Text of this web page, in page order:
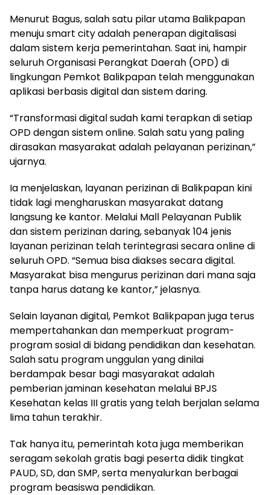
Menurut Bagus, salah satu pilar utama Balikpapan
menuju smart city adalah penerapan digitalisasi
dalam sistem kerja pemerintahan. Saat ini, hampir
seluruh Organisasi Perangkat Daerah (OPD) di
lingkungan Pemkot Balikpapan telah menggunakan
aplikasi berbasis digital dan sistem daring.
“Transformasi digital sudah kami terapkan di setiap
OPD dengan sistem online. Salah satu yang paling
dirasakan masyarakat adalah pelayanan perizinan,”
ujarnya.
Ia menjelaskan, layanan perizinan di Balikpapan kini
tidak lagi mengharuskan masyarakat datang
langsung ke kantor. Melalui Mall Pelayanan Publik
dan sistem perizinan daring, sebanyak 104 jenis
layanan perizinan telah terintegrasi secara online di
seluruh OPD. “Semua bisa diakses secara digital.
Masyarakat bisa mengurus perizinan dari mana saja
tanpa harus datang ke kantor,” jelasnya.
Selain layanan digital, Pemkot Balikpapan juga terus
mempertahankan dan memperkuat program-
program sosial di bidang pendidikan dan kesehatan.
Salah satu program unggulan yang dinilai
berdampak besar bagi masyarakat adalah
pemberian jaminan kesehatan melalui BPJS
Kesehatan kelas III gratis yang telah berjalan selama
lima tahun terakhir.
Tak hanya itu, pemerintah kota juga memberikan
seragam sekolah gratis bagi peserta didik tingkat
PAUD, SD, dan SMP, serta menyalurkan berbagai
program beasiswa pendidikan.